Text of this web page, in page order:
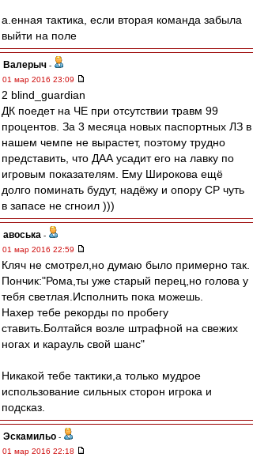
а.енная тактика, если вторая команда забыла
выйти на поле
Валерыч -
01 мар 2016 23:09
2 blind_guardian
ДК поедет на ЧЕ при отсутствии травм 99
процентов. За 3 месяца новых паспортных ЛЗ в
нашем чемпе не вырастет, поэтому трудно
представить, что ДАА усадит его на лавку по
игровым показателям. Ему Широкова ещё
долго поминать будут, надёжу и опору СР чуть
в запасе не сгноил )))
авоська -
01 мар 2016 22:59
Кляч не смотрел,но думаю было примерно так.
Пончик:"Рома,ты уже старый перец,но голова у
тебя светлая.Исполнить пока можешь.
Нахер тебе рекорды по пробегу
ставить.Болтайся возле штрафной на свежих
ногах и карауль свой шанс"
Никакой тебе тактики,а только мудрое
использование сильных сторон игрока и
подсказ.
Эскамильо -
01 мар 2016 22:18